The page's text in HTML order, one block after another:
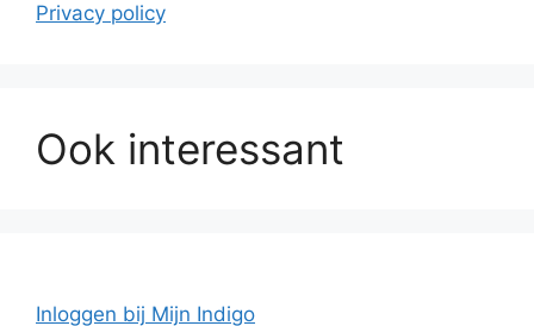
Privacy policy
Ook interessant
Inloggen bij Mijn Indigo